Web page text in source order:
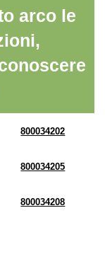
arco le
800034202
800034205
800034208